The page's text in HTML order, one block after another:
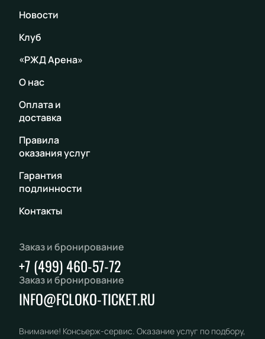
Новости
Клуб
«РЖД Арена»
О нас
Оплата и
доставка
Правила
оказания услуг
Гарантия
подлинности
Контакты
Заказ и бронирование
+7 (499) 460-57-72
Заказ и бронирование
INFO@FCLOKO-TICKET.RU
Внимание! Консьерж-сервис. Оказание услуг по подбору,